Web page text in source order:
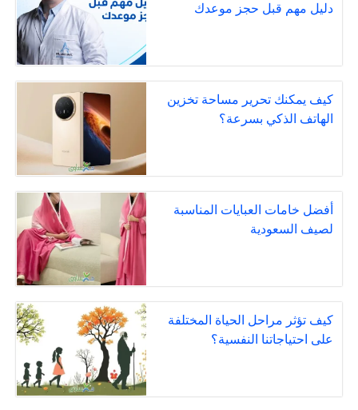
دليل مهم قبل حجز موعدك
كيف يمكنك تحرير مساحة تخزين
الهاتف الذكي بسرعة؟
أفضل خامات العبايات المناسبة
لصيف السعودية
كيف تؤثر مراحل الحياة المختلفة
على احتياجاتنا النفسية؟